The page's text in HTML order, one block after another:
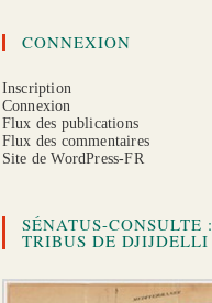
CONNEXION
Inscription
Connexion
Flux des publications
Flux des commentaires
Site de WordPress-FR
SÉNATUS-CONSULTE :
TRIBUS DE DJIJDELLI